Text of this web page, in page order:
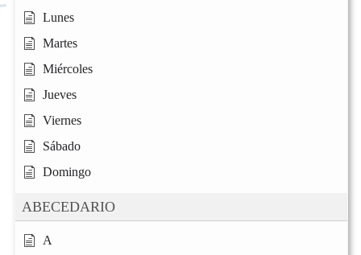
Lunes
Martes
Miércoles
Jueves
Viernes
Sábado
Domingo
ABECEDARIO
A